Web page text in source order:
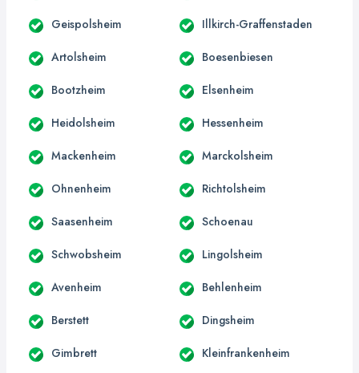
Geispolsheim Illkirch-Graffenstaden
Artolsheim Boesenbiesen
Bootzheim Elsenheim
Heidolsheim Hessenheim
Mackenheim Marckolsheim
Ohnenheim Richtolsheim
Saasenheim Schoenau
Schwobsheim Lingolsheim
Avenheim Behlenheim
Berstett Dingsheim
Gimbrett Kleinfrankenheim